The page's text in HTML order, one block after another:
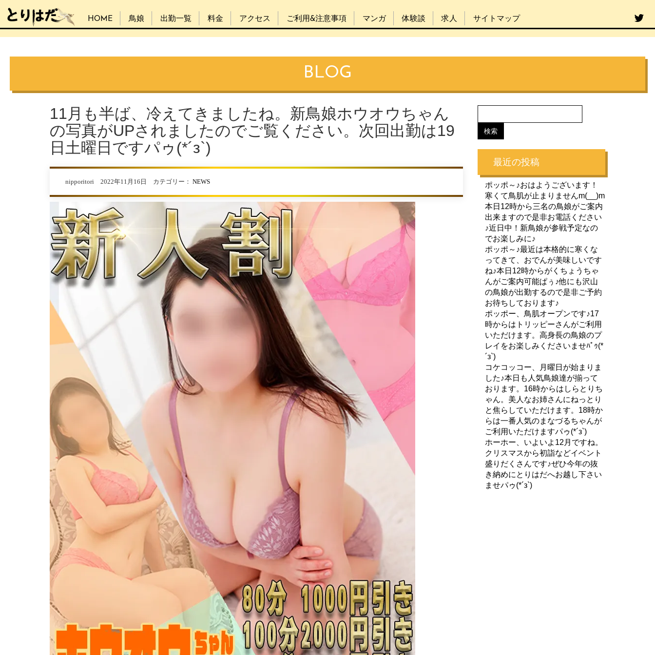
HOME 鳥娘 出勤一覧 料金 アクセス ご利用&注意事項 マンガ 体験談 求人 サイトマップ
BLOG
11月も半ば、冷えてきましたね。新鳥娘ホウオウちゃん
の写真がUPされましたのでご覧ください。次回出勤は19
日土曜日ですパゥ(*´з`)
nipporitori 2022年11月16日 カテゴリー： NEWS
最近の投稿
ポッポ～♪おはようございます！
寒くて鳥肌が止まりませんm(__)m
本日12時から三名の鳥娘がご案内
出来ますので是非お電話ください
♪近日中！新鳥娘が参戦予定なの
でお楽しみに♪
ポッポ～♪最近は本格的に寒くな
ってきて、おでんが美味しいです
ね♪本日12時からがくちょうちゃ
んがご案内可能ぱぅ♪他にも沢山
の鳥娘が出勤するので是非ご予約
お待ちしております♪
ポッポー、鳥肌オープンです♪17
時からはトリッピーさんがご利用
いただけます。高身長の鳥娘のプ
レイをお楽しみくださいませﾊﾟｩ(*
´з`)
コケコッコー、月曜日が始まりま
した♪本日も人気鳥娘達が揃って
おります。16時からはしらとりち
ゃん。美人なお姉さんにねっとり
と焦らしていただけます。18時か
らは一番人気のまなづるちゃんが
ご利用いただけますパゥ(*´з`)
ホーホー、いよいよ12月ですね。
クリスマスから初詣などイベント
盛りだくさんです♪ぜひ今年の抜
き納めにとりはだへお越し下さい
ませパゥ(*´з`)